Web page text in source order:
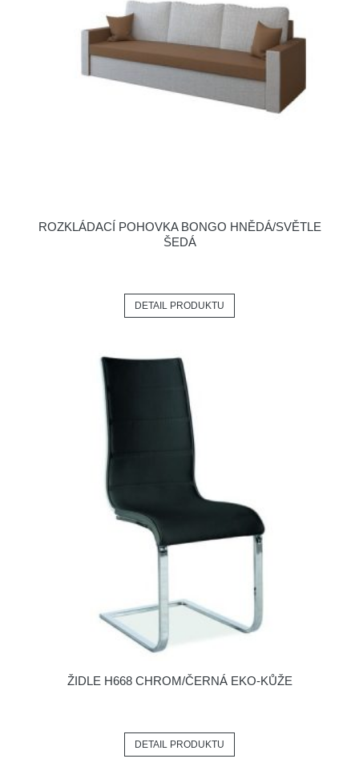
ROZKLÁDACÍ POHOVKA BONGO HNĚDÁ/SVĚTLE
ŠEDÁ
DETAIL PRODUKTU
ŽIDLE H668 CHROM/ČERNÁ EKO-KŮŽE
DETAIL PRODUKTU